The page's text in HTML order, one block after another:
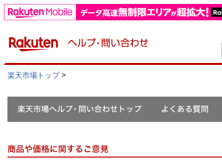
楽天市場トップ>